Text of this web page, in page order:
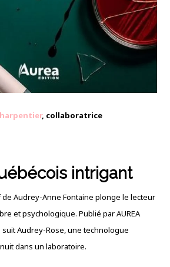
, collaboratrice
intrigant
de Audrey-Anne Fontaine plonge le lecteur
et psychologique. Publié par AUREA
Audrey-Rose, une technologue
dans un laboratoire.